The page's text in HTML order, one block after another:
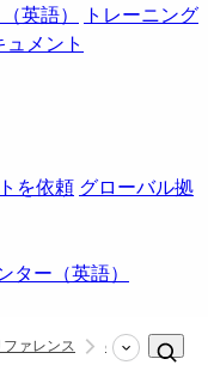
英語）
トレーニング
ュメント
を依頼 グローバル拠
ター（英語）
ァレンス